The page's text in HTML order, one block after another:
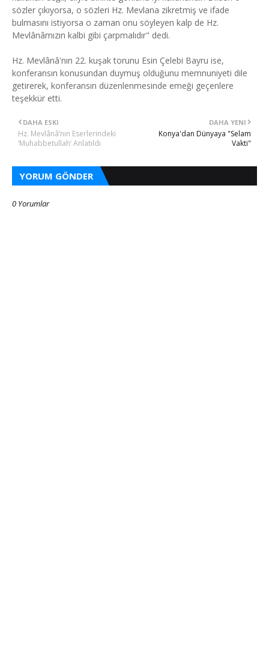
sözler çıkıyorsa, o sözleri Hz. Mevlana zikretmiş ve ifade
bulmasını istiyorsa o zaman onu söyleyen kalp de Hz.
Mevlânâmızın kalbi gibi çarpmalıdır" dedi.
Hz. Mevlânâ'nın 22. kuşak torunu Esin Çelebi Bayru ise,
konferansın konusundan duymuş olduğunu memnuniyeti dile
getirerek, konferansın düzenlenmesinde emeği geçenlere
teşekkür etti.
DAHA YENI
Konya'dan Dünyaya "Selam
Vakti"
DAHA ESKI
Hz. Mevlânâ’nın Eserlerindeki
‘Muhabbetullah’ Anlatıldı
YORUM GÖNDER
0 Yorumlar